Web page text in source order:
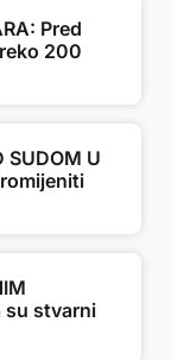
Pred
200
SUDOM U
su stvarni